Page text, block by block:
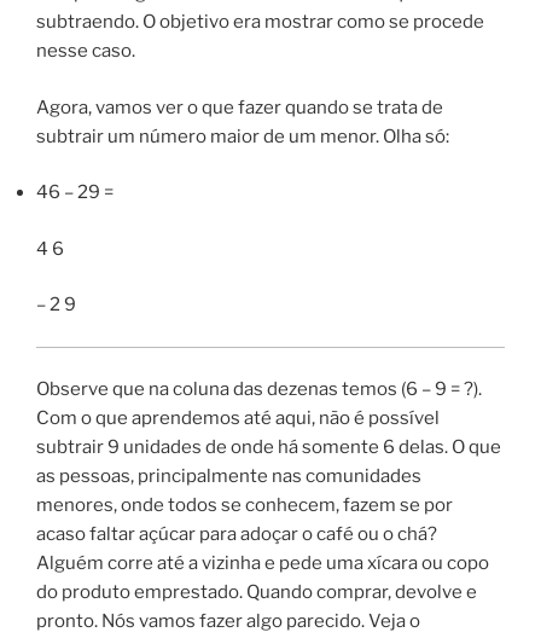
subtraendo. O objetivo era mostrar como se procede
nesse caso.
Agora, vamos ver o que fazer quando se trata de
subtrair um número maior de um menor. Olha só:
46 – 29 =
4 6
– 2 9
Observe que na coluna das dezenas temos (6 – 9 = ?).
Com o que aprendemos até aqui, não é possível
subtrair 9 unidades de onde há somente 6 delas. O que
as pessoas, principalmente nas comunidades
menores, onde todos se conhecem, fazem se por
acaso faltar açúcar para adoçar o café ou o chá?
Alguém corre até a vizinha e pede uma xícara ou copo
do produto emprestado. Quando comprar, devolve e
pronto. Nós vamos fazer algo parecido. Veja o